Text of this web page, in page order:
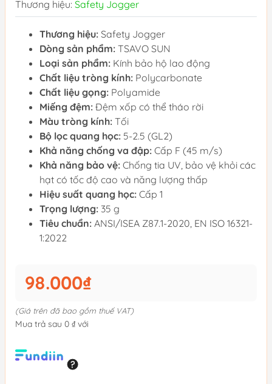
Thương hiệu: Safety Jogger
Thương hiệu: Safety Jogger
Dòng sản phẩm: TSAVO SUN
Loại sản phẩm: Kính bảo hộ lao động
Chất liệu tròng kính: Polycarbonate
Chất liệu gọng: Polyamide
Miếng đệm: Đệm xốp có thể tháo rời
Màu tròng kính: Tối
Bộ lọc quang học: 5-2.5 (GL2)
Khả năng chống va đập: Cấp F (45 m/s)
Khả năng bảo vệ: Chống tia UV, bảo vệ khỏi các
hạt có tốc độ cao và năng lượng thấp
Hiệu suất quang học: Cấp 1
Trọng lượng: 35 g
Tiêu chuẩn: ANSI/ISEA Z87.1-2020, EN ISO 16321-
1:2022
98.000₫
(Giá trên đã bao gồm thuế VAT)
Mua trả sau 0 ₫ với